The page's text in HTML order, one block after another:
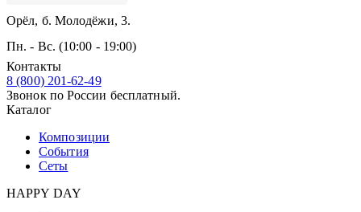
Орёл, б. Молодёжи, 3.
Пн. - Вс. (10:00 - 19:00)
Контакты
8 (800) 201-62-49
Звонок по России бесплатный.
Каталог
Композиции
События
Сеты
HAPPY DAY